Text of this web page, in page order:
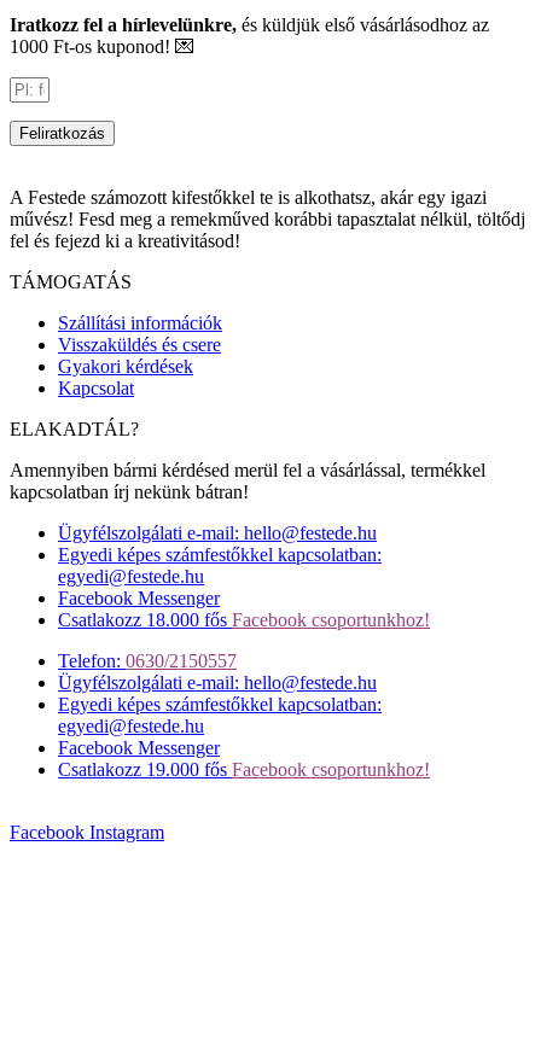
Iratkozz fel a hírlevelünkre, és küldjük első vásárlásodhoz az
1000 Ft-os kuponod! 💌
Feliratkozás
A Festede számozott kifestőkkel te is alkothatsz, akár egy igazi
művész! Fesd meg a remekműved korábbi tapasztalat nélkül, töltődj
fel és fejezd ki a kreativitásod!
TÁMOGATÁS
Szállítási információk
Visszaküldés és csere
Gyakori kérdések
Kapcsolat
ELAKADTÁL?
Amennyiben bármi kérdésed merül fel a vásárlással, termékkel
kapcsolatban írj nekünk bátran!
Ügyfélszolgálati e-mail: hello@festede.hu
Egyedi képes számfestőkkel kapcsolatban:
egyedi@festede.hu
Facebook Messenger
Csatlakozz 18.000 fős Facebook csoportunkhoz!
Telefon: 0630/2150557
Ügyfélszolgálati e-mail: hello@festede.hu
Egyedi képes számfestőkkel kapcsolatban:
egyedi@festede.hu
Facebook Messenger
Csatlakozz 19.000 fős Facebook csoportunkhoz!
Facebook Instagram